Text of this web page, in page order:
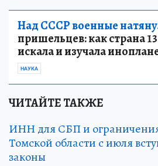
Над СССР военные
пришельцев: как страна
искала и изучала
НАУКА
ЧИТАЙТЕ ТАКЖЕ
ИНН для СБП и
Томской области с июля
законы